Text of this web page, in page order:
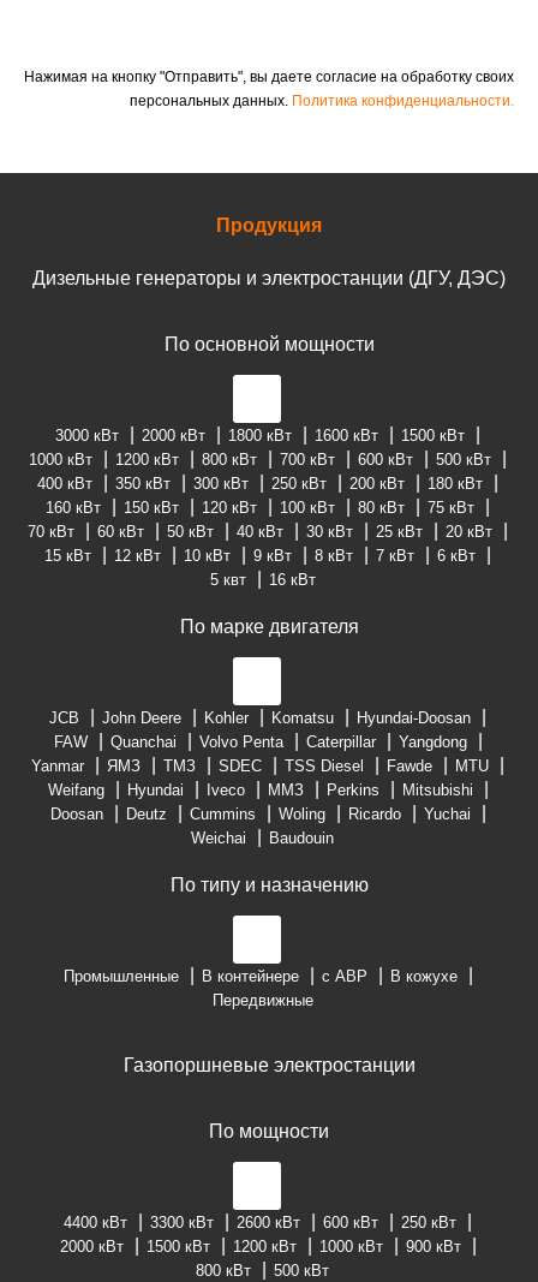
Нажимая на кнопку "Отправить", вы даете согласие на обработку своих
персональных данных. Политика конфиденциальности.
Продукция
Дизельные генераторы и электростанции (ДГУ, ДЭС)
По основной мощности
3000 кВт 2000 кВт 1800 кВт 1600 кВт
1500 кВт
1000 кВт
1200 кВт 800 кВт 700 кВт 600 кВт
500 кВт
400 кВт
350 кВт 300 кВт 250 кВт 200 кВт
180 кВт
160 кВт
150 кВт 120 кВт 100 кВт 80 кВт
75 кВт
70 кВт
60 кВт 50 кВт 40 кВт 30 кВт 25 кВт
20 кВт
15 кВт
12 кВт 10 кВт 9 кВт 8 кВт 7 кВт
6 кВт
5 квт
16 кВт
По марке двигателя
JCB John Deere Kohler Komatsu
Hyundai-Doosan
FAW
Quanchai Volvo Penta Caterpillar
Yangdong
Yanmar
ЯМЗ ТМЗ SDEC TSS Diesel Fawde
MTU
Weifang
Hyundai Iveco ММЗ Perkins
Mitsubishi
Doosan
Deutz Cummins Woling Ricardo
Yuchai
Weichai
Baudouin
По типу и назначению
Промышленные В контейнере с АВР
В кожухе
Передвижные
Газопоршневые электростанции
По мощности
4400 кВт 3300 кВт 2600 кВт 600 кВт
250 кВт
2000 кВт
1500 кВт 1200 кВт 1000 кВт
900 кВт
800 кВт
500 кВт